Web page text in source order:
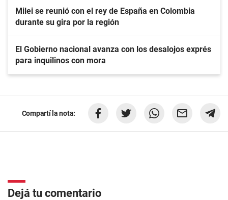
Milei se reunió con el rey de España en Colombia
durante su gira por la región
El Gobierno nacional avanza con los desalojos exprés
para inquilinos con mora
Compartí la nota:
Dejá tu comentario